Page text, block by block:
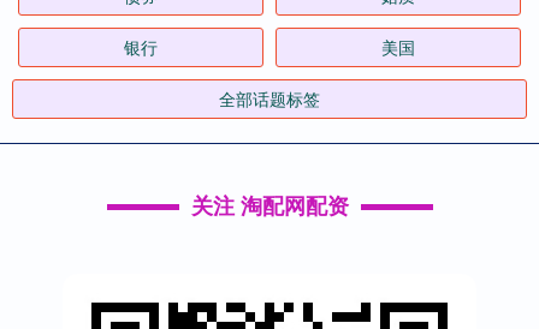
银行 美国
全部话题标签
关注 淘配网配资